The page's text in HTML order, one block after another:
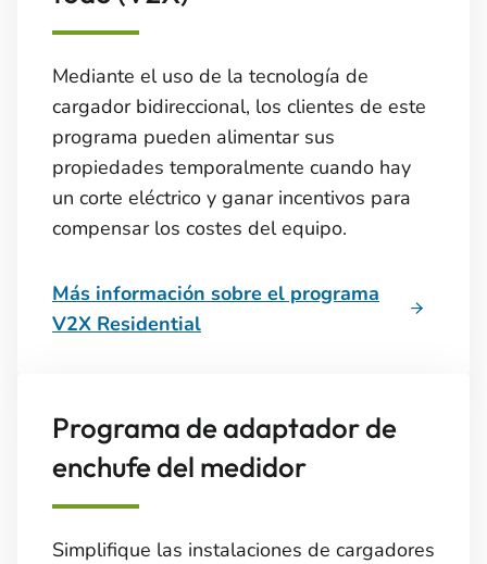
Mediante el uso de la tecnología de
cargador bidireccional, los clientes de este
programa pueden alimentar sus
propiedades temporalmente cuando hay
un corte eléctrico y ganar incentivos para
compensar los costes del equipo.
Más información sobre el programa
V2X Residential
Programa de adaptador de
enchufe del medidor
Simplifique las instalaciones de cargadores